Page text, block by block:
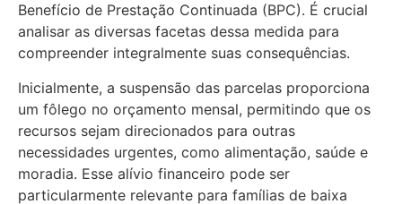
Benefício de Prestação Continuada (BPC). É crucial
analisar as diversas facetas dessa medida para
compreender integralmente suas consequências.
Inicialmente, a suspensão das parcelas proporciona
um fôlego no orçamento mensal, permitindo que os
recursos sejam direcionados para outras
necessidades urgentes, como alimentação, saúde e
moradia. Esse alívio financeiro pode ser
particularmente relevante para famílias de baixa